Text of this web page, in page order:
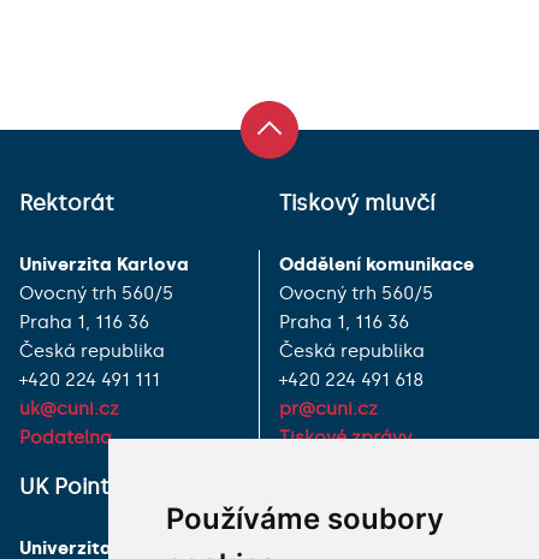
Používáme soubory
Rektorát
Univerzita Karlova
Ovocný trh 560/5
Praha 1, 116 36
Česká republika
+420 224 491 111
uk@cuni.cz
Podatelna
Tiskový mluvčí
Oddělení komunikace
Ovocný trh 560/5
Praha 1, 116 36
Česká republika
+420 224 491 618
pr@cuni.cz
Tiskové zprávy
UK Point
Univerzita Karlova